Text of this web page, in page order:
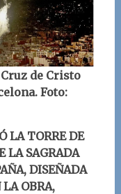
de Cristo
Foto:
LA TORRE DE
LA SAGRADA
DISEÑADA
OBRA,